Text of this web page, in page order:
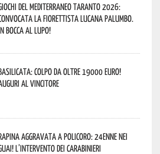
del Mediterraneo Taranto 2026:
la fiorettista lucana Palumbo.
bocca al lupo!
colpo da oltre 19000 Euro!
al vincitore
aggravata a Policoro: 24enne nei
L’intervento dei Carabinieri